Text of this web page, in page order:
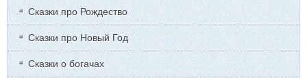
Сказки про Рождество
Сказки про Новый Год
Сказки о богачах